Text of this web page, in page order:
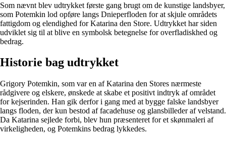
Som nævnt blev udtrykket første gang brugt om de kunstige landsbyer,
som Potemkin lod opføre langs Dnieperfloden for at skjule områdets
fattigdom og elendighed for Katarina den Store. Udtrykket har siden
udviklet sig til at blive en symbolsk betegnelse for overfladiskhed og
bedrag.
Historie bag udtrykket
Grigory Potemkin, som var en af Katarina den Stores nærmeste
rådgivere og elskere, ønskede at skabe et positivt indtryk af området
for kejserinden. Han gik derfor i gang med at bygge falske landsbyer
langs floden, der kun bestod af facadehuse og glansbilleder af velstand.
Da Katarina sejlede forbi, blev hun præsenteret for et skønmaleri af
virkeligheden, og Potemkins bedrag lykkedes.